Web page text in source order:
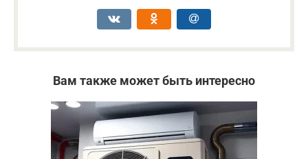
Вам также может быть интересно